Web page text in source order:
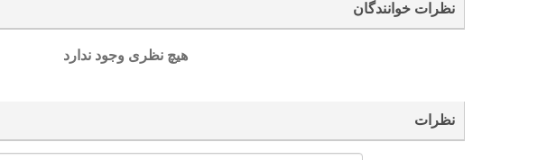
نظرات خوانندگان
هیچ نظری وجود ندارد
نظرات